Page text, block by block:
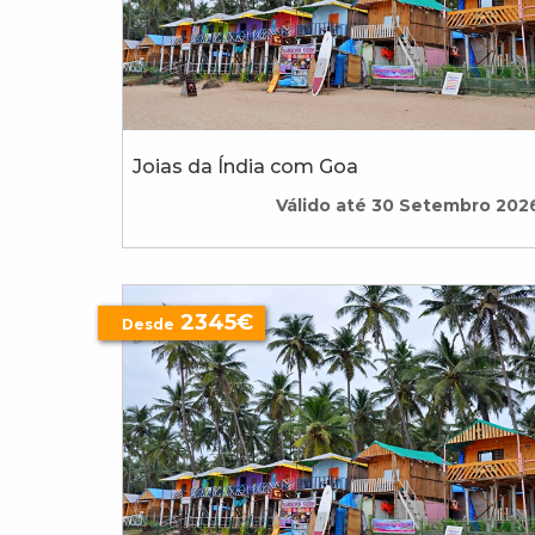
Joias da Índia com Goa
Válido até 30 Setembro
Desde 2345€